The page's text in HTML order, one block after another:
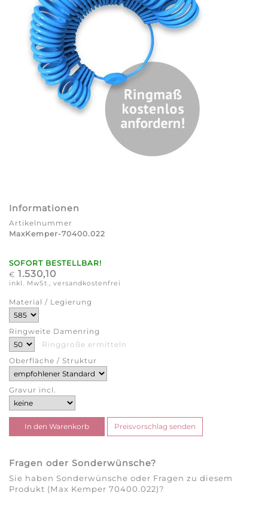
Informationen
Artikelnummer
MaxKemper-70400.022
SOFORT BESTELLBAR!
€ 1.530,10
inkl. MwSt., versandkostenfrei
Material / Legierung
Ringweite Damenring
Ringgröße ermitteln
Oberfläche / Struktur
Gravur incl.
Fragen oder Sonderwünsche?
Sie haben Sonderwünsche oder Fragen zu diesem
Produkt (Max Kemper 70400.022)?